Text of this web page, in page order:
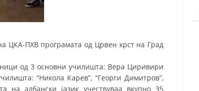
ЦКА-ПХВ програмата од Црвен крст на Град
од 3 основни училишта: Вера Циривири
“Никола Карев”, “Георги Димитров”,
на албански јазик учествуваа вкупно 35